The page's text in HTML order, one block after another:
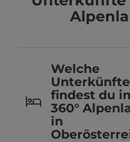
Welche
Unterkünfte
findest du
360°
in